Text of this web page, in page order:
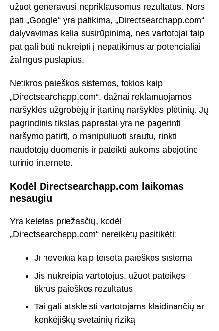
užuot generavusi nepriklausomus rezultatus. Nors
pati „Google“ yra patikima, „Directsearchapp.com“
dalyvavimas kelia susirūpinimą, nes vartotojai taip
pat gali būti nukreipti į nepatikimus ar potencialiai
žalingus puslapius.
Netikros paieškos sistemos, tokios kaip
„Directsearchapp.com“, dažnai reklamuojamos
naršyklės užgrobėjų ir įtartinų naršyklės plėtinių. Jų
pagrindinis tikslas paprastai yra ne pagerinti
naršymo patirtį, o manipuliuoti srautu, rinkti
naudotojų duomenis ir pateikti aukoms abejotino
turinio internete.
Kodėl Directsearchapp.com laikomas
nesaugiu
Yra keletas priežasčių, kodėl
„Directsearchapp.com“ nereikėtų pasitikėti:
Ji neveikia kaip teisėta paieškos sistema
Jis nukreipia vartotojus, užuot pateikęs
tikrus paieškos rezultatus
Tai gali atskleisti vartotojams klaidinančių ar
kenkėjiškų svetainių riziką